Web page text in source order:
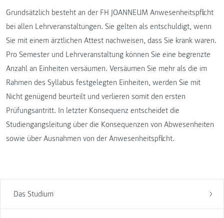
Das Studium
Grundsätzlich besteht an der FH JOANNEUM Anwesenheitspflicht
bei allen Lehrveranstaltungen. Sie gelten als entschuldigt, wenn
Sie mit einem ärztlichen Attest nachweisen, dass Sie krank waren.
Pro Semester und Lehrveranstaltung können Sie eine begrenzte
Anzahl an Einheiten versäumen. Versäumen Sie mehr als die im
Rahmen des Syllabus festgelegten Einheiten, werden Sie mit
Nicht genügend beurteilt und verlieren somit den ersten
Prüfungsantritt. In letzter Konsequenz entscheidet die
Studiengangsleitung über die Konsequenzen von Abwesenheiten
sowie über Ausnahmen von der Anwesenheitspflicht.